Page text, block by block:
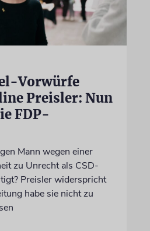
Vorwürfe
Preisler: Nun
FDP-
Mann wegen einer
zu Unrecht als CSD-
Preisler widerspricht
habe sie nicht zu